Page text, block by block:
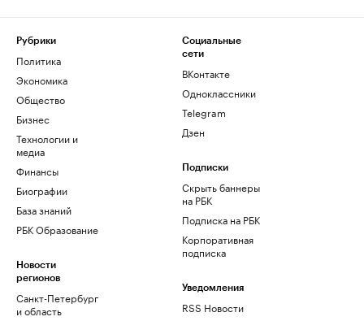
Рубрики
Политика
Экономика
Общество
Бизнес
Технологии и
медиа
Финансы
Биографии
База знаний
РБК Образование
Новости
регионов
Санкт-Петербург
и область
Социальные
сети
ВКонтакте
Одноклассники
Telegram
Дзен
Подписки
Скрыть баннеры
на РБК
Подписка на РБК
Корпоративная
подписка
Уведомления
RSS Новости